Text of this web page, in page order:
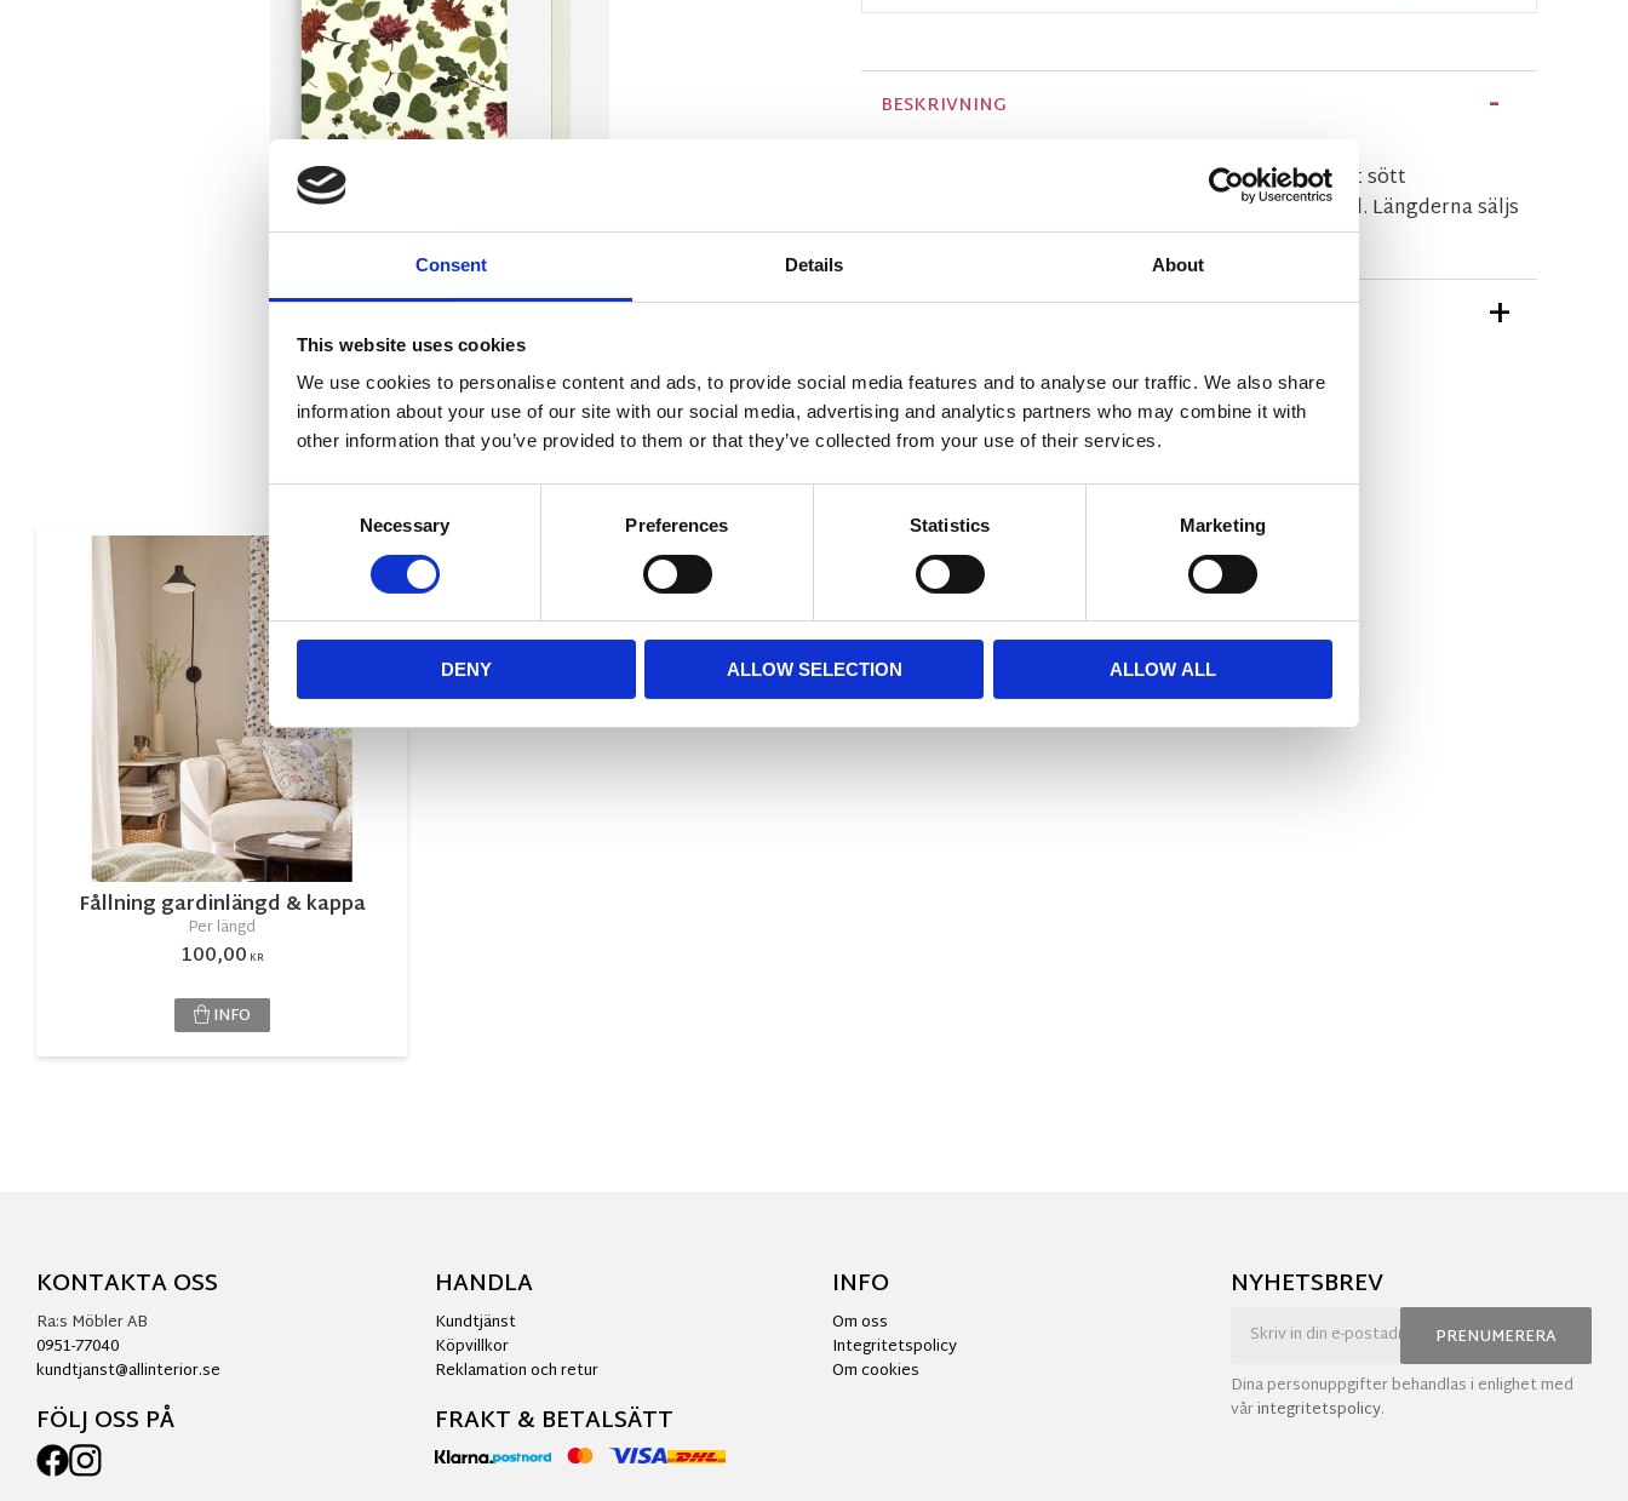
Consent Details About
This website uses cookies
We use cookies to personalise content and ads, to provide social media features and to analyse our traffic. We also share
information about your use of our site with our social media, advertising and analytics partners who may combine it with
other information that you’ve provided to them or that they’ve collected from your use of their services.
Necessary Preferences Statistics Marketing
DENY ALLOW SELECTION ALLOW ALL
BESKRIVNING
Vackra panellängder med vit bottenfärg och och ett sött
blommönster med vinröda blommor och gröna blad. Längderna säljs
i 2-pack.
Visa alla produkter från Arvidssons Textil
RELATERADE PRODUKTER
Fållning gardinlängd & kappa
Per längd
100,00 KR
Lägg till i favoriter
INFO
KONTAKTA OSS
Ra:s Möbler AB
0951-77040
kundtjanst@allinterior.se
FÖLJ OSS PÅ
HANDLA
Kundtjänst
Köpvillkor
Reklamation och retur
FRAKT & BETALSÄTT
INFO
Om oss
Integritetspolicy
Om cookies
NYHETSBREV
PRENUMERERA
Dina personuppgifter behandlas i enlighet med
vårintegritetspolicy.